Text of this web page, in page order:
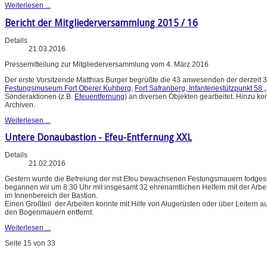
Weiterlesen ...
Bericht der Mitgliederversammlung 2015 / 16
Details
21.03.2016
Pressemitteilung zur Mitgliederversammlung vom 4. März 2016
Der erste Vorsitzende Matthias Burger begrüßte die 43 anwesenden der
Festungsmuseum Fort Oberer Kuhberg Fort Safranberg Infanteriestützpunkt 58
Sonderaktionen (z.B. Efeuentfernung) an diversen Objekten gearbeitet. Hinzu
Archiven.
Weiterlesen ...
Untere Donaubastion - Efeu-Entfernung XXL
Details
21.02.2016
Gestern wurde die Befreiung der mit Efeu bewachsenen Festungsmauern
begannen wir um 8:30 Uhr mit insgesamt 32 ehrenamtlichen Helfern mit der
im Innenbereich der Bastion.
Einen Großteil der Arbeiten konnte mit Hilfe von Alugerüsten oder über Leitern
den Bogenmauern entfernt.
Weiterlesen ...
Seite 15 von 33